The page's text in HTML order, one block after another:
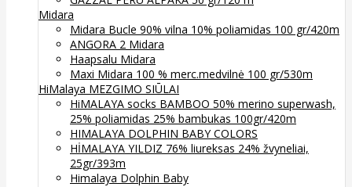
Midara
Midara Bucle 90% vilna 10% poliamidas 100 gr/420m
ANGORA 2 Midara
Haapsalu Midara
Maxi Midara 100 % merc.medvilnė 100 gr/530m
HiMalaya MEZGIMO SIŪLAI
HiMALAYA socks BAMBOO 50% merino superwash,
25% poliamidas 25% bambukas 100gr/420m
HIMALAYA DOLPHIN BABY COLORS
HİMALAYA YILDIZ 76% liureksas 24% žvyneliai,
25gr/393m
Himalaya Dolphin Baby